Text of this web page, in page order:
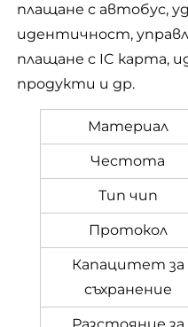
плащане с автобус,
идентичност,
плащане с IC карта,
продукти и др.
Материал
Честота
Тип чип
Протокол
Капацитет за
съхранение